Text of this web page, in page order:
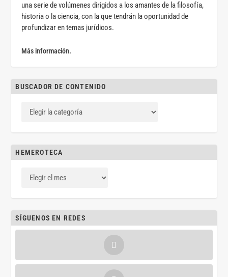
una serie de volúmenes dirigidos a los amantes de la filosofía,
historia o la ciencia, con la que tendrán la oportunidad de
profundizar en temas jurídicos.
Más información.
BUSCADOR DE CONTENIDO
HEMEROTECA
SÍGUENOS EN REDES